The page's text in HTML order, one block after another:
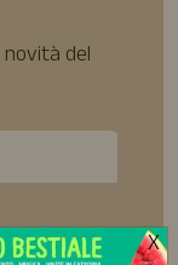
X
del